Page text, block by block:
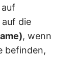
die
, wenn
befinden,